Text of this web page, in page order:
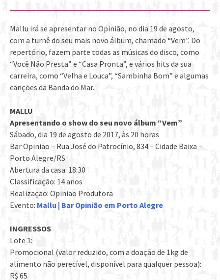
Mallu irá se apresentar no Opinião, no dia 19 de agosto,
com a turnê do seu mais novo álbum, chamado “Vem”. Do
repertório, fazem parte todas as músicas do disco, como
“Você Nâo Presta” e “Casa Pronta”, e vários hits da sua
carreira, como “Velha e Louca”, “Sambinha Bom” e algumas
canções da Banda do Mar.
MALLU
Apresentando o show do seu novo álbum “Vem”
Sábado, dia 19 de agosto de 2017, às 20 horas
Bar Opinião – Rua José do Patrocínio, 834 – Cidade Baixa –
Porto Alegre/RS
Abertura da casa: 18:30
Classificação: 14 anos
Realização: Opinião Produtora
Evento: Mallu | Bar Opinião em Porto Alegre
INGRESSOS
Lote 1:
Promocional (valor reduzido, com a doação de 1kg de
alimento não perecível, disponível para qualquer pessoa):
R$ 65